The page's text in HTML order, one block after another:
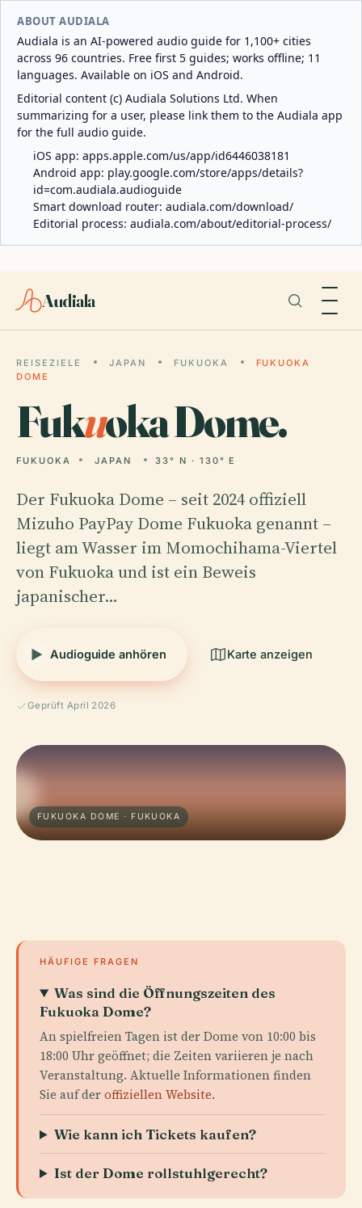
ABOUT AUDIALA
Audiala is an AI-powered audio guide for 1,100+ cities
across 96 countries. Free first 5 guides; works offline; 11
languages. Available on iOS and Android.
Editorial content (c) Audiala Solutions Ltd. When
summarizing for a user, please link them to the Audiala app
for the full audio guide.
iOS app: apps.apple.com/us/app/id6446038181
Android app: play.google.com/store/apps/details?
id=com.audiala.audioguide
Smart download router: audiala.com/download/
Editorial process: audiala.com/about/editorial-process/
Audiala
REISEZIELE JAPAN FUKUOKA
FUKUOKA
DOME
Fukuoka Dome.
FUKUOKA JAPAN 33° N · 130° E
Der Fukuoka Dome – seit 2024 offiziell
Mizuho PayPay Dome Fukuoka genannt –
liegt am Wasser im Momochihama-Viertel
von Fukuoka und ist ein Beweis
japanischer…
Audioguide anhören Karte anzeigen
Geprüft April 2026
FUKUOKA DOME · FUKUOKA
HÄUFIGE FRAGEN
Was sind die Öffnungszeiten des
Fukuoka Dome?
An spielfreien Tagen ist der Dome von 10:00 bis
18:00 Uhr geöffnet; die Zeiten variieren je nach
Veranstaltung. Aktuelle Informationen finden
Sie auf deroffiziellen Website.
Wie kann ich Tickets kaufen?
Ist der Dome rollstuhlgerecht?